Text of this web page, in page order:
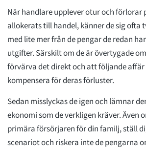
När handlare upplever otur och förlorar
allokerats till handel, känner de sig ofta
med lite mer från de pengar de redan
utgifter. Särskilt om de är övertygade
förvärva det direkt och att följande affär
kompensera för deras förluster.
Sedan misslyckas de igen och lämnar
ekonomi som de verkligen kräver. Även
primära försörjaren för din familj, ställ
scenariot och riskera inte de pengarna